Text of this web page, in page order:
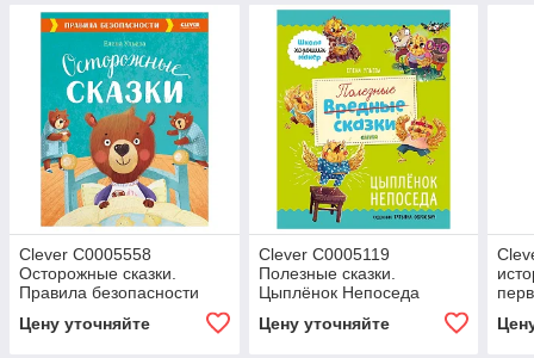
Clever C0005558
Осторожные сказки.
Правила безопасности
Цену уточняйте
Clever C0005119
Полезные сказки.
Цыплёнок Непоседа
Цену уточняйте